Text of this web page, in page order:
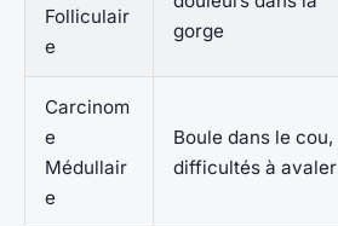
Folliculair
e
gorge
Carcinom
e
Médullair
e
Boule dans le cou,
difficultés à avaler